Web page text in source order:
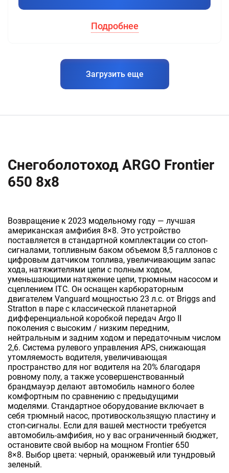
Подробнее
Загрузить еще
Снегоболотоход ARGO Frontier
650 8x8
Возвращение к 2023 модельному году — лучшая
американская амфибия 8×8. Это устройство
поставляется в стандартной комплектации со стоп-
сигналами, топливным баком объемом 8,5 галлонов с
цифровым датчиком топлива, увеличивающим запас
хода, натяжителями цепи с полным ходом,
уменьшающими натяжение цепи, трюмным насосом и
сцеплением ITC. Он оснащен карбюраторным
двигателем Vanguard мощностью 23 л.с. от Briggs and
Stratton в паре с классической планетарной
дифференциальной коробкой передач Argo II
поколения с высоким / низким передним,
нейтральным и задним ходом и передаточным числом
2,6. Система рулевого управления APS, снижающая
утомляемость водителя, увеличивающая
пространство для ног водителя на 20% благодаря
ровному полу, а также усовершенствованный
брандмауэр делают автомобиль намного более
комфортным по сравнению с предыдущими
моделями. Стандартное оборудование включает в
себя трюмный насос, противоскользящую пластину и
стоп-сигналы. Если для вашей местности требуется
автомобиль-амфибия, но у вас ограниченный бюджет,
остановите свой выбор на мощном Frontier 650
8×8. Выбор цвета: черный, оранжевый или тундровый
зеленый.